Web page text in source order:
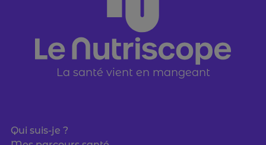
La santé vient en mangeant
Qui suis-je ?